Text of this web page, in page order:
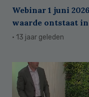
Webinar 1 juni
waarde ontstaat in
· 13 jaar geleden